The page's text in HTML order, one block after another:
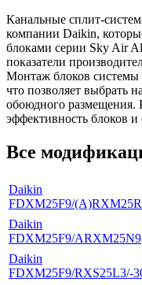
Канальные сплит-
компании Daikin,
блоками серии Sky Air
показатели
Монтаж блоков системы
что позволяет выбрать
обоюдного размещения.
эффективность блоков и
Все
Daikin
FDXM25F9/
Daikin
FDXM25F9/ARXM25N9
Daikin
FDXM25F9/RXS25L3/-